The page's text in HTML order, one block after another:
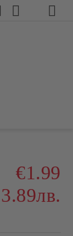
€1.99
3.89лв.